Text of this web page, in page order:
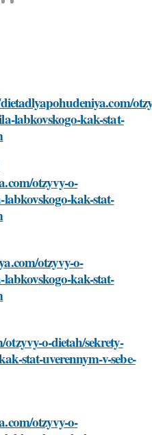
labkovskogo-kak-stat-
otzyvy-o-
kak-stat-
otzyvy-o-
kak-stat-
o-dietah/sekrety-
stat-uverennym-v-sebe-
otzyvy-o-